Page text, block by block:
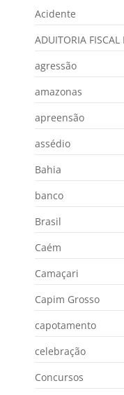
Acidente
ADUITORIA
agressão
amazonas
apreensão
assédio
Bahia
banco
Brasil
Caém
Camaçari
Capim Grosso
capotamento
celebração
Concursos